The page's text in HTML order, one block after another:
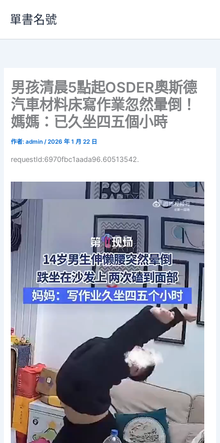
要
單書名號
男孩清晨5點起OSDER奧斯德
汽車材料床寫作業忽然暈倒！
媽媽：已久坐四五個小時
作者:admin/2026 年 1 月 22 日
requestId:6970fbc1aada96.60513542.